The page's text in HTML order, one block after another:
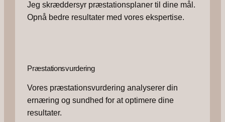
Jeg skræddersyr præstationsplaner til dine mål.
Opnå bedre resultater med vores ekspertise.
Præstationsvurdering
Vores præstationsvurdering analyserer din
ernæring og sundhed for at optimere dine
resultater.